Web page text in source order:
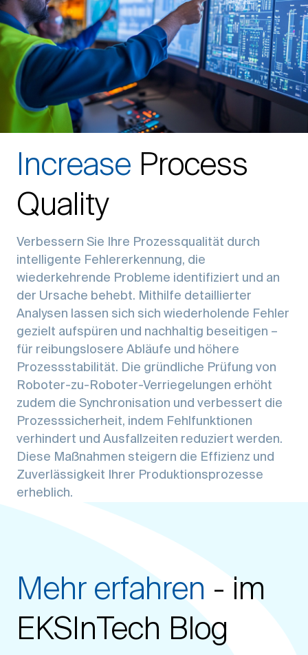
Increase Process
Quality
Verbessern Sie Ihre Prozessqualität durch
intelligente Fehlererkennung, die
wiederkehrende Probleme identifiziert und an
der Ursache behebt. Mithilfe detaillierter
Analysen lassen sich sich wiederholende Fehler
gezielt aufspüren und nachhaltig beseitigen –
für reibungslosere Abläufe und höhere
Prozessstabilität. Die gründliche Prüfung von
Roboter-zu-Roboter-Verriegelungen erhöht
zudem die Synchronisation und verbessert die
Prozesssicherheit, indem Fehlfunktionen
verhindert und Ausfallzeiten reduziert werden.
Diese Maßnahmen steigern die Effizienz und
Zuverlässigkeit Ihrer Produktionsprozesse
erheblich.
Mehr erfahren - im
EKSInTech Blog